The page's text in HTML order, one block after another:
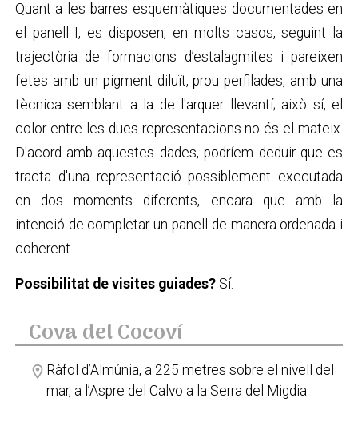
Quant a les barres esquemàtiques documentades en
el panell I, es disposen, en molts casos, seguint la
trajectòria de formacions d’estalagmites i pareixen
fetes amb un pigment diluït, prou perfilades, amb una
tècnica semblant a la de l'arquer llevantí; això sí, el
color entre les dues representacions no és el mateix.
D'acord amb aquestes dades, podríem deduir que es
tracta d'una representació possiblement executada
en dos moments diferents, encara que amb la
intenció de completar un panell de manera ordenada i
coherent.
Possibilitat de visites guiades? Sí.
Cova del Cocoví
location_on Ràfol d’Almúnia, a 225 metres sobre el nivell del
mar, a l’Aspre del Calvo a la Serra del Migdia